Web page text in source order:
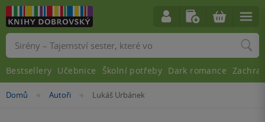
Nacházíte
Domů »Autoři »
Lukáš Urbánek
Vyhledávání
Bestsellery Učebnice Školní potřeby Dark romance